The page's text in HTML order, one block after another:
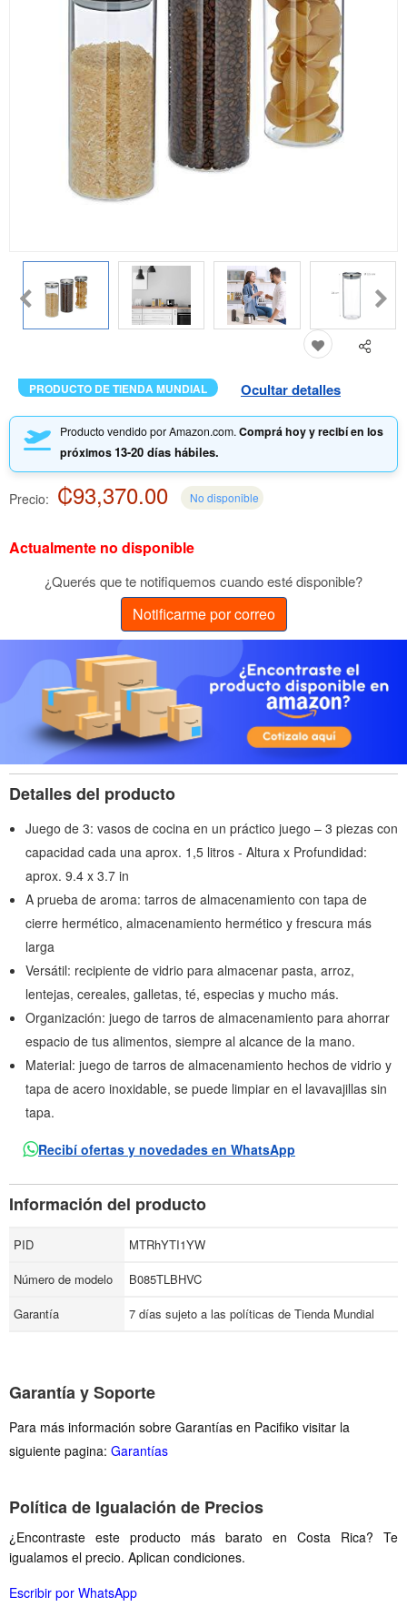
PRODUCTO DE TIENDA MUNDIAL Ocultar detalles
Producto vendido por Amazon.com.Comprá hoy y recibí en los
próximos13-20 días hábiles.
Precio: ₡93,370.00 No disponible
Actualmente no disponible
¿Querés que te notifiquemos cuando esté disponible?
Notificarme por correo
Detalles del producto
Juego de 3: vasos de cocina en un práctico juego – 3 piezas con
capacidad cada una aprox. 1,5 litros - Altura x Profundidad:
aprox. 9.4 x 3.7 in
A prueba de aroma: tarros de almacenamiento con tapa de
cierre hermético, almacenamiento hermético y frescura más
larga
Versátil: recipiente de vidrio para almacenar pasta, arroz,
lentejas, cereales, galletas, té, especias y mucho más.
Organización: juego de tarros de almacenamiento para ahorrar
espacio de tus alimentos, siempre al alcance de la mano.
Material: juego de tarros de almacenamiento hechos de vidrio y
tapa de acero inoxidable, se puede limpiar en el lavavajillas sin
tapa.
Recibí ofertas y novedades en WhatsApp
Información del producto
PID
MTRhYTI1YW
Número de modelo
B085TLBHVC
Garantía
7 días sujeto a las políticas de Tienda Mundial
Garantía y Soporte
Para más información sobre Garantías en Pacifiko visitar la
siguiente pagina: Garantías
Política de Igualación de Precios
¿Encontraste este producto más barato en Costa Rica? Te
igualamos el precio. Aplican condiciones.
Escribir por WhatsApp